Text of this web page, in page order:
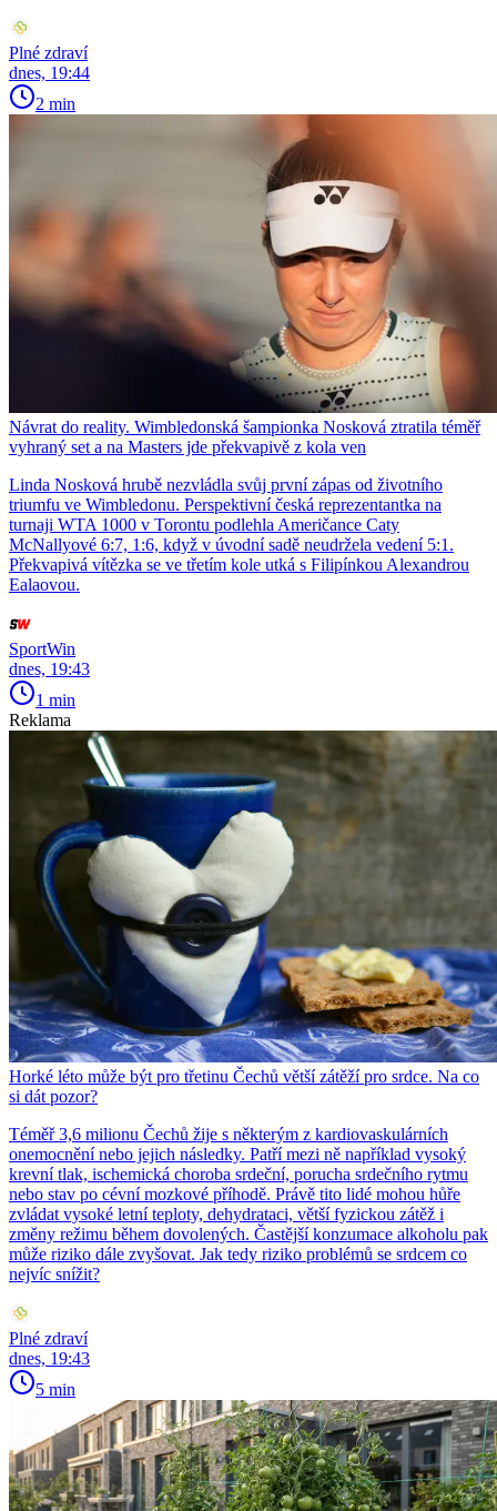
Plné zdraví
dnes, 19:44
2 min
Návrat do reality. Wimbledonská šampionka Nosková ztratila téměř
vyhraný set a na Masters jde překvapivě z kola ven
Linda Nosková hrubě nezvládla svůj první zápas od životního
triumfu ve Wimbledonu. Perspektivní česká reprezentantka na
turnaji WTA 1000 v Torontu podlehla Američance Caty
McNallyové 6:7, 1:6, když v úvodní sadě neudržela vedení 5:1.
Překvapivá vítězka se ve třetím kole utká s Filipínkou Alexandrou
Ealaovou.
SportWin
dnes, 19:43
1 min
Reklama
Horké léto může být pro třetinu Čechů větší zátěží pro srdce. Na co
si dát pozor?
Téměř 3,6 milionu Čechů žije s některým z kardiovaskulárních
onemocnění nebo jejich následky. Patří mezi ně například vysoký
krevní tlak, ischemická choroba srdeční, porucha srdečního rytmu
nebo stav po cévní mozkové příhodě. Právě tito lidé mohou hůře
zvládat vysoké letní teploty, dehydrataci, větší fyzickou zátěž i
změny režimu během dovolených. Častější konzumace alkoholu pak
může riziko dále zvyšovat. Jak tedy riziko problémů se srdcem co
nejvíc snížit?
Plné zdraví
dnes, 19:43
5 min